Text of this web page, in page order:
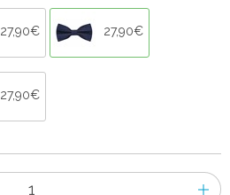
27,90€ 27,90€
27,90€